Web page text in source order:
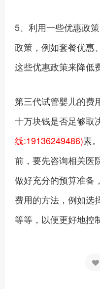
5、利用一些优惠政
政策，例如套餐优惠
这些优惠政策来降低
第三代试管婴儿的费
十万块钱是否足够取
线:19136249486)素
前，要先咨询相关医
做好充分的预算准备
费用的方法，例如选
等等，以便更好地控